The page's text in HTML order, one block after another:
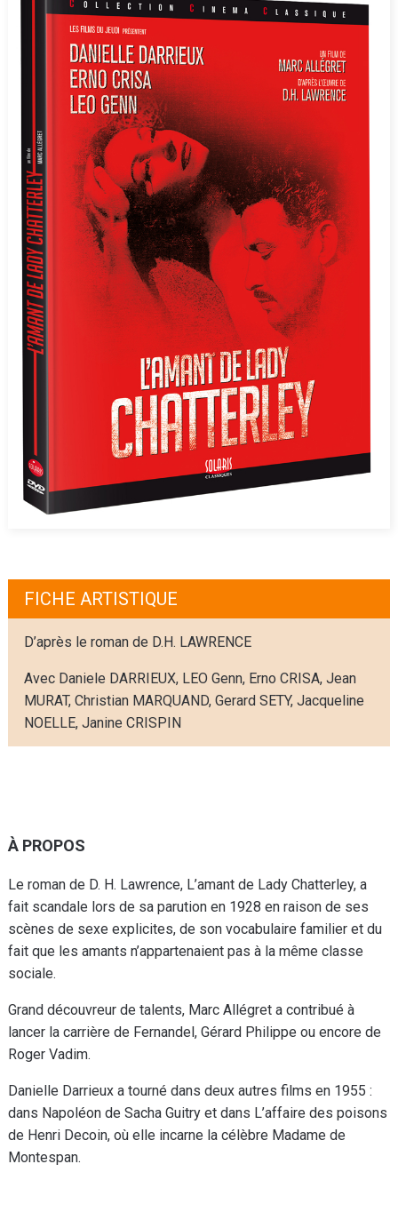
FICHE ARTISTIQUE
D’après le roman de D.H. LAWRENCE
Avec Daniele DARRIEUX, LEO Genn, Erno CRISA, Jean
MURAT, Christian MARQUAND, Gerard SETY, Jacqueline
NOELLE, Janine CRISPIN
À PROPOS
Le roman de D. H. Lawrence, L’amant de Lady Chatterley, a
fait scandale lors de sa parution en 1928 en raison de ses
scènes de sexe explicites, de son vocabulaire familier et du
fait que les amants n’appartenaient pas à la même classe
sociale.
Grand découvreur de talents, Marc Allégret a contribué à
lancer la carrière de Fernandel, Gérard Philippe ou encore de
Roger Vadim.
Danielle Darrieux a tourné dans deux autres films en 1955 :
dans Napoléon de Sacha Guitry et dans L’affaire des poisons
de Henri Decoin, où elle incarne la célèbre Madame de
Montespan.